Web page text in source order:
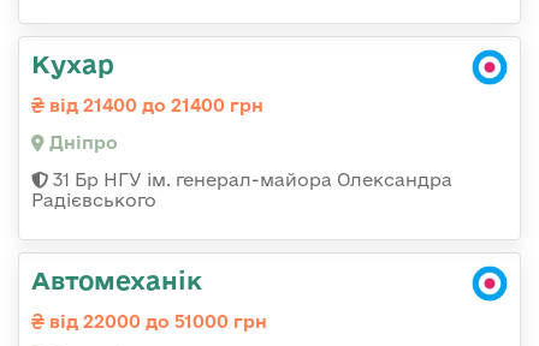
Кухар
від 21400 до 21400 грн
Дніпро
31 Бр НГУ ім. генерал-майора Олександра
Радієвського
Автомеханік
від 22000 до 51000 грн